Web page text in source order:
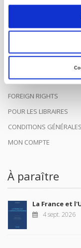
Maison d'édition
Presses de Sciences
CONTACTS
FOREIGN RIGHTS
POUR LES LIBRAIRES
CONDITIONS GÉNÉRALES
MON COMPTE
À paraître
La France et
4 sept. 2026